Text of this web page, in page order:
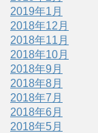
2019年1月
2018年12月
2018年11月
2018年10月
2018年9月
2018年8月
2018年7月
2018年6月
2018年5月